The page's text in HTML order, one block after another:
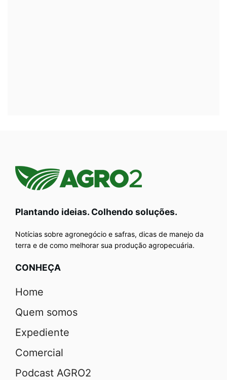
Plantando ideias. Colhendo soluções.
Notícias sobre agronegócio e safras, dicas de manejo da
terra e de como melhorar sua produção agropecuária.
CONHEÇA
Home
Quem somos
Expediente
Comercial
Podcast AGRO2